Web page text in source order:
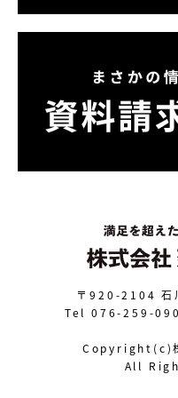
〒920-2104 石
Tel 076-259-
Copyright(c)
All